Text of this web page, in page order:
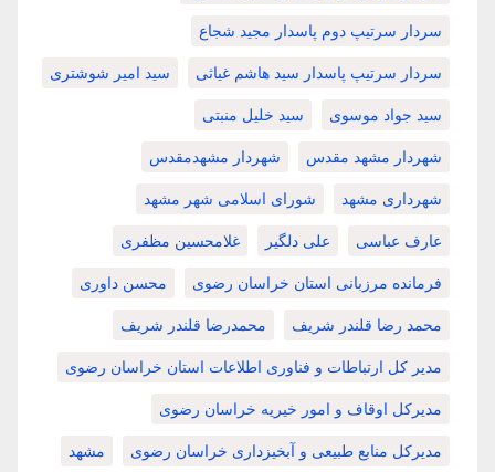
سردار سرتیپ دوم پاسدار مجید شجاع
سردار سرتیپ پاسدار سید هاشم غیاثی سید امیر شوشتری
سید جواد موسوی سید خلیل منبتی
شهردار مشهد مقدس شهردار مشهدمقدس
شهرداری مشهد شورای اسلامی شهر مشهد
عارف عباسی علی دلگیر غلامحسین مظفری
فرمانده مرزبانی استان خراسان رضوی محسن داوری
محمد رضا قلندر شریف محمدرضا قلندر شریف
مدیر کل ارتباطات و فناوری اطلاعات استان خراسان رضوی
مدیرکل اوقاف و امور خیریه خراسان رضوی
مدیرکل منابع طبیعی و آبخیزداری خراسان رضوی مشهد